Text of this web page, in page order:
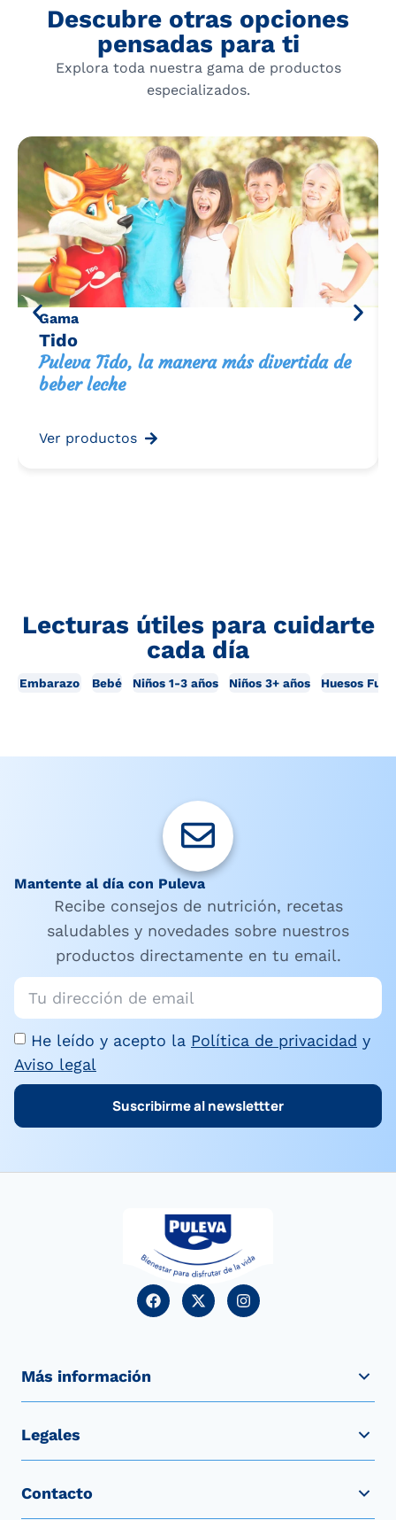
Descubre otras opciones
pensadas para ti
Explora toda nuestra gama de productos
especializados.
Gama
Tido
Puleva Tido, la manera más divertida de
beber leche
Ver productos
Lecturas útiles para cuidarte
cada día
Embarazo Bebé Niños 1-3 años Niños 3+ años Huesos
Mantente al día con Puleva
Recibe consejos de nutrición, recetas
saludables y novedades sobre nuestros
productos directamente en tu email.
He leído y acepto la Política de privacidad y
Aviso legal
Suscribirme al newslettter
Más información
Legales
Contacto